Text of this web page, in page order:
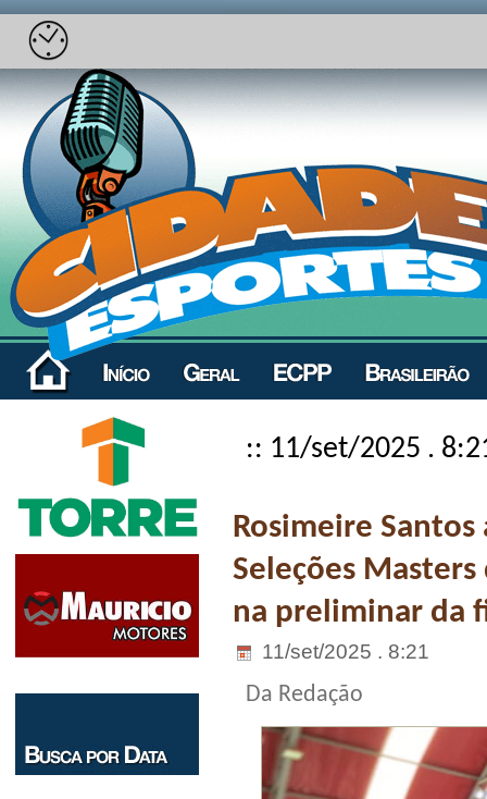
:: 11/set/2025 .
Rosimeire
Seleções Masters
na preliminar da
11/set/2025 . 8:21
Da Redação